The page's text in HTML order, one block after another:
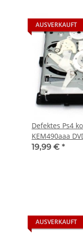
AUSVERKAUFT
Defektes Ps4
KEM490aaa
Laufwerk für
19,99 € *
AUSVERKAUFT